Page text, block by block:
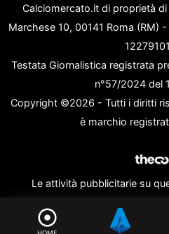
Calciomercato.it di proprietà
Marchese 10, 00141 Roma (RM)
Testata Giornalistica registrata
n°57/2024 del
Copyright ©2026 - Tutti i diritti
è marchio
Le attività pubblicitarie su